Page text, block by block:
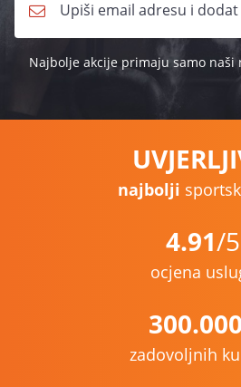
Najbolje akcije primaju samo
najbolji
4.91/5
ocjena
zadovoljnih